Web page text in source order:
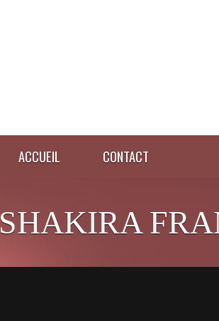
ACCUEIL CONTACT
SHAKIRA